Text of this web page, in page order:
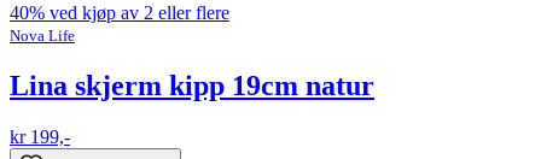
40% ved kjøp av 2 eller flere
Nova Life
Lina skjerm kipp 19cm natur
kr 199,-